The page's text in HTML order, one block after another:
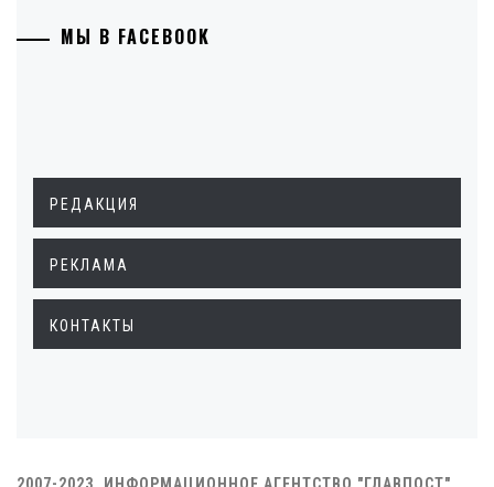
МЫ В FACEBOOK
РЕДАКЦИЯ
РЕКЛАМА
КОНТАКТЫ